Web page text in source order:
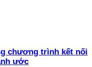
chương trình kết nối
ước